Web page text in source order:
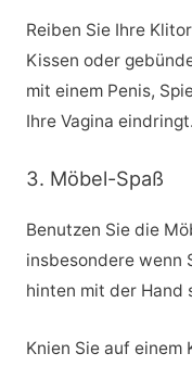
Reiben Sie Ihre
Kissen oder
mit einem Penis,
Ihre Vagina eindringt.
3. Möbel-Spaß
Benutzen Sie die
insbesondere wenn
hinten mit der Hand
Knien Sie auf einem